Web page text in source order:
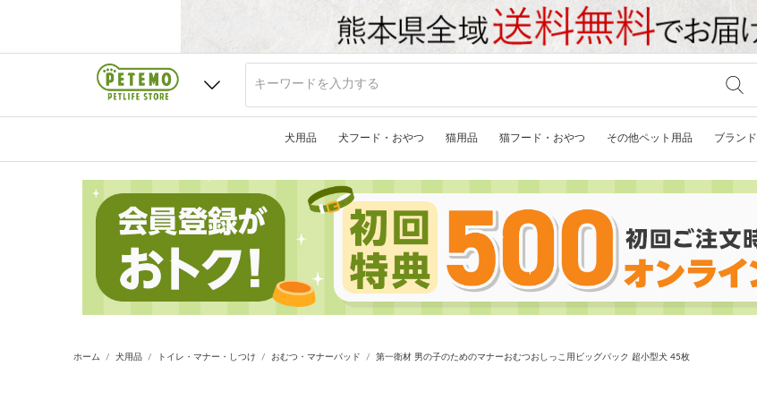
犬用品 犬フード・おやつ 猫用品 猫フード・おやつ その他ペット用品 ブランド
ホーム 犬用品 トイレ・マナー・しつけ おむつ・マナーパッド 第一衛材 男の子のためのマナーおむつおしっこ用ビッグパック 超小型犬 45枚